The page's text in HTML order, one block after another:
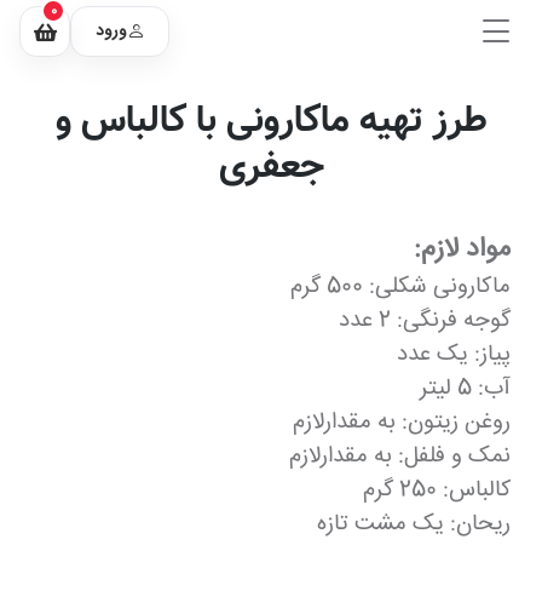
ورود
0
طرز تهیه ماکارونی با کالباس و
جعفری
مواد لازم:
ماکارونی شکلی: 500 گرم
گوجه فرنگی: 2 عدد
پیاز: یک عدد
آب: 5 لیتر
روغن زیتون: به مقدارلازم
نمک و فلفل: به مقدارلازم
کالباس: 250 گرم
ریحان: یک مشت تازه